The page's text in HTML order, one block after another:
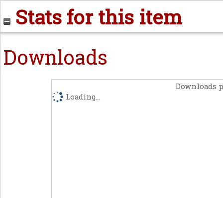
Stats for this item
Downloads
Downloads
Loading...